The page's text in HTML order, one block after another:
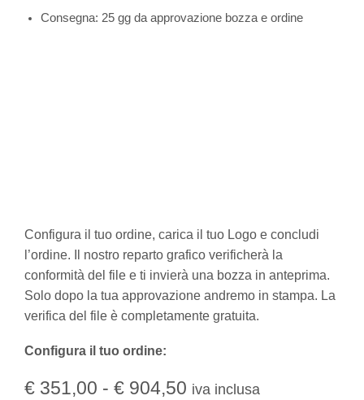
Consegna: 25 gg da approvazione bozza e ordine
Configura il tuo ordine, carica il tuo Logo e concludi
l’ordine. Il nostro reparto grafico verificherà la
conformità del file e ti invierà una bozza in anteprima.
Solo dopo la tua approvazione andremo in stampa. La
verifica del file è completamente gratuita.
Configura il tuo ordine:
€ 351,00 - € 904,50 iva inclusa